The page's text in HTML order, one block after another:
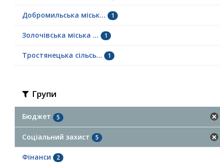
Добромильська міськ... 1
Золочівська міська ... 1
Тростянецька сільсь... 1
Групи
Бюджет 5
Соціальний захист 5
Фінанси 2